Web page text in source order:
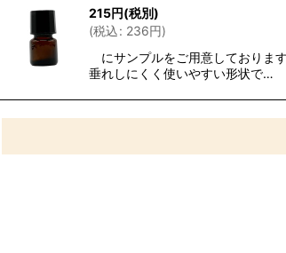
215円(税別)
(税込: 236円)
にサンプルをご用意しておりま
垂れしにくく使いやすい形状で…